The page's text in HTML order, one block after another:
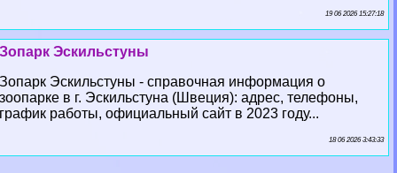
19 06 2026 15:27:18
Зопарк Эскильстуны
Зопарк Эскильстуны - справочная информация о
зоопарке в г. Эскильстуна (Швеция): адрес, телефоны,
график работы, официальный сайт в 2023 году...
18 06 2026 3:43:33